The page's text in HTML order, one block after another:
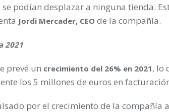
podían desplazar a ninguna tienda.
Jordi Mercader, CEO de la compañía.
2021
prevé un crecimiento del 26% en 2021, lo
los 5 millones de euros en
por el crecimiento de la compañía